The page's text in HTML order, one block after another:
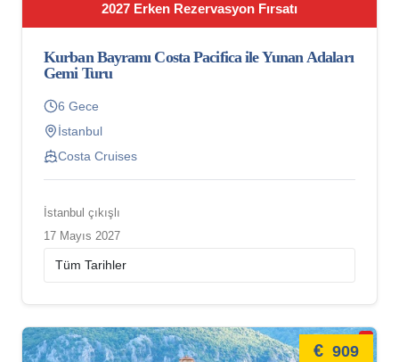
2027 Erken Rezervasyon Fırsatı
Kurban Bayramı Costa Pacifica ile Yunan Adaları
Gemi Turu
6 Gece
İstanbul
Costa Cruises
İstanbul çıkışlı
17 Mayıs 2027
€ 909